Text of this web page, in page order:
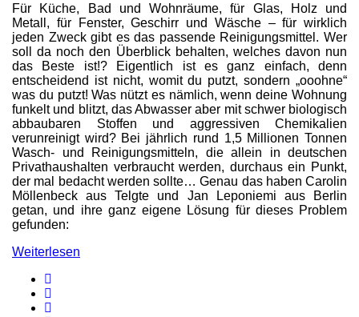
Für Küche, Bad und Wohnräume, für Glas, Holz und
Metall, für Fenster, Geschirr und Wäsche – für wirklich
jeden Zweck gibt es das passende Reinigungsmittel. Wer
soll da noch den Überblick behalten, welches davon nun
das Beste ist!? Eigentlich ist es ganz einfach, denn
entscheidend ist nicht, womit du putzt, sondern „ooohne“
was du putzt! Was nützt es nämlich, wenn deine Wohnung
funkelt und blitzt, das Abwasser aber mit schwer biologisch
abbaubaren Stoffen und aggressiven Chemikalien
verunreinigt wird? Bei jährlich rund 1,5 Millionen Tonnen
Wasch- und Reinigungsmitteln, die allein in deutschen
Privathaushalten verbraucht werden, durchaus ein Punkt,
der mal bedacht werden sollte… Genau das haben Carolin
Möllenbeck aus Telgte und Jan Leponiemi aus Berlin
getan, und ihre ganz eigene Lösung für dieses Problem
gefunden:
Weiterlesen